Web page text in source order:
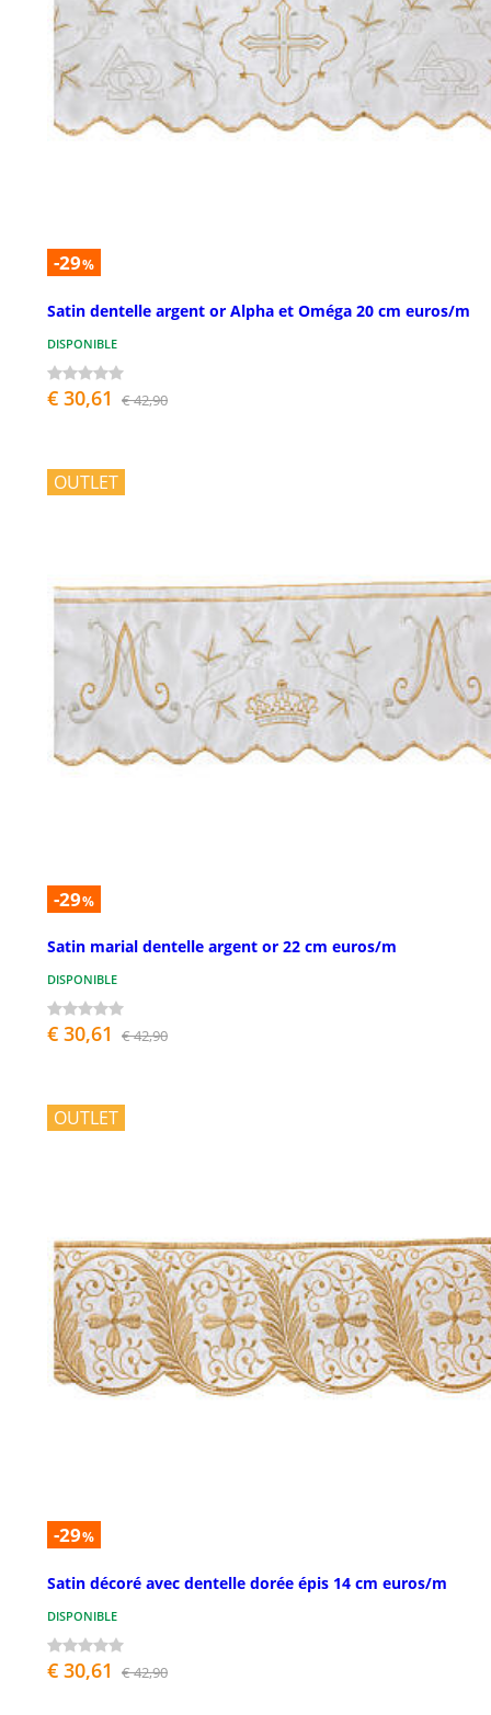
-29%
Satin dentelle argent or Alpha et Oméga 20 cm euros/m
DISPONIBLE
€ 30,61 € 42,90
OUTLET
-29%
Satin marial dentelle argent or 22 cm euros/m
DISPONIBLE
€ 30,61 € 42,90
OUTLET
-29%
Satin décoré avec dentelle dorée épis 14 cm euros/m
DISPONIBLE
€ 30,61 € 42,90